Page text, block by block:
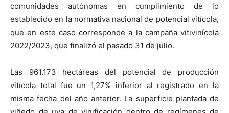
comunidades autónomas en cumplimiento de lo
establecido en la normativa nacional de potencial vitícola,
que en este caso corresponde a la campaña vitivinícola
2022/2023, que finalizó el pasado 31 de julio.
Las 961.173 hectáreas del potencial de producción
vitícola total fue un 1,27% inferior al registrado en la
misma fecha del año anterior. La superficie plantada de